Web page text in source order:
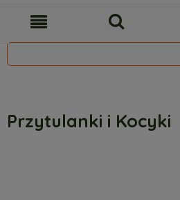
Przytulanki i Kocyki